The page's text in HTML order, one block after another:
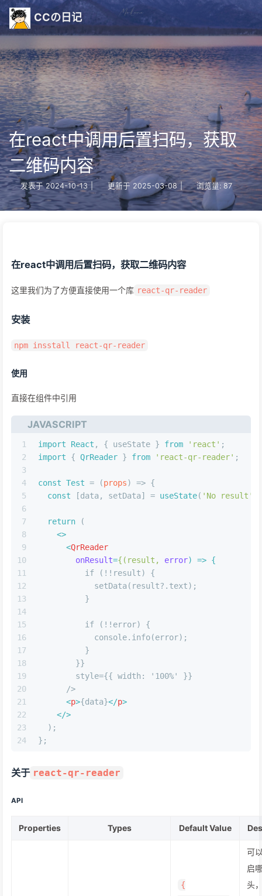
CCの日记
在react中调用后置扫码，获取
二维码内容
发表于 2024-10-13 更新于 2025-03-08 | 浏览量: 87
在react中调用后置扫码，获取二维码内容
这里我们为了方便直接使用一个库 react-qr-reader
安装
npm insstall react-qr-reader
使用
直接在组件中引用
JAVASCRIPT
1
2
3
4
5
6
7
8
9
10
11
12
13
14
15
16
17
18
19
20
21
22
23
24
import React , { useState } from 'react' ;
import { QrReader } from 'react-qr-reader' ;
const Test = (props) => {
const [data, setData] = useState( 'No result'
return (
<>
<QrReader
onResult={(result, error) => {
          if (!!result) {
            setData(result?.text);
          }
          if (!!error) {
            console.info(error);
          }
        }}
        style={{ width: '100%' }}
      />
<p>{data}</p>
</>
  );
};
关于 react-qr-reader
API
Properties Types Default Value
{
可
启
头